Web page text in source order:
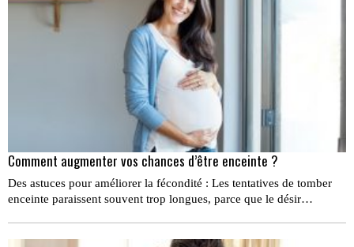
Comment augmenter vos chances d’être enceinte ?
Des astuces pour améliorer la fécondité : Les tentatives de tomber
enceinte paraissent souvent trop longues, parce que le désir…